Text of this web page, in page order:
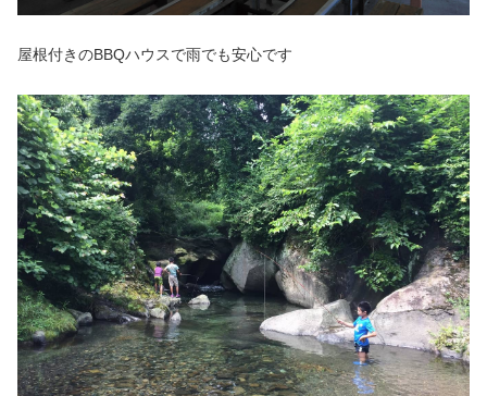
屋根付きのBBQハウスで雨でも安心です